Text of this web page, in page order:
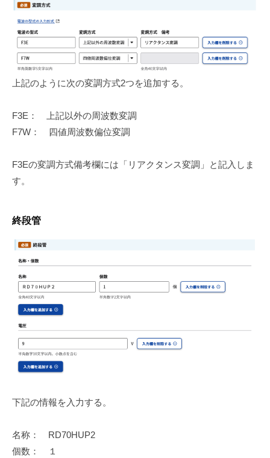
上記のように次の変調方式2つを追加する。
F3E： 上記以外の周波数変調
F7W： 四値周波数偏位変調
F3Eの変調方式備考欄には「リアクタンス変調」と記入しま
す。
終段管
下記の情報を入力する。
名称： RD70HUP2
個数： １